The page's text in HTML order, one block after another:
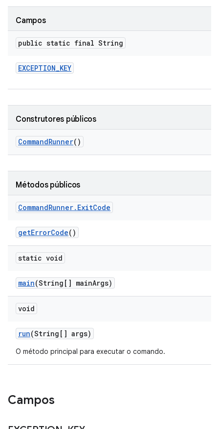
Campos
public static final String
EXCEPTION_KEY
Construtores públicos
CommandRunner()
Métodos públicos
CommandRunner. ExitCode
getErrorCode()
static void
main(String[] mainArgs)
void
run(String[] args)
O método principal para executar o comando.
Campos